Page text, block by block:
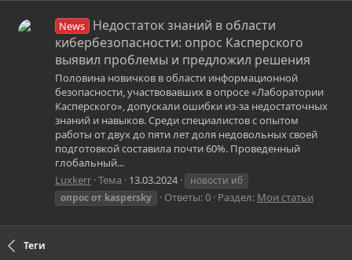
News
Недостаток знаний в области
кибербезопасности: опрос Касперского
выявил проблемы и предложил решения
Половина новичков в области информационной
безопасности, участвовавших в опросе «Лаборатории
Касперского», допускали ошибки из-за недостаточных
знаний и навыков. Среди специалистов с опытом
работы от двух до пяти лет доля недовольных своей
подготовкой составила почти 60%. Проведенный
глобальный...
Luxkerr Тема 13.03.2024
новости иб
опросот kaspersky Ответы: 0 Раздел: Мои статьи
Теги